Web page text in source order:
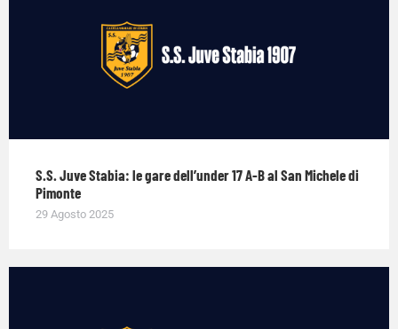
S.S. Juve Stabia: le gare dell’under 17 A-B al San Michele di
Pimonte
29 Agosto 2025